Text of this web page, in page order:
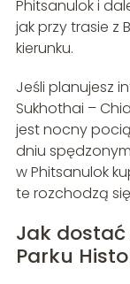
Phitsanulok i
jak przy trasie z
kierunku.
Jeśli planujesz
Sukhothai –
jest nocny
dniu
w Phitsanulok
te rozchodzą
Jak
Parku